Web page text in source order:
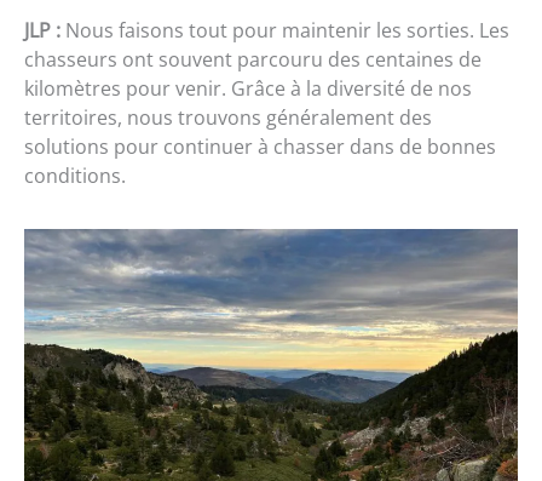
JLP : Nous faisons tout pour maintenir les sorties. Les
chasseurs ont souvent parcouru des centaines de
kilomètres pour venir. Grâce à la diversité de nos
territoires, nous trouvons généralement des
solutions pour continuer à chasser dans de bonnes
conditions.